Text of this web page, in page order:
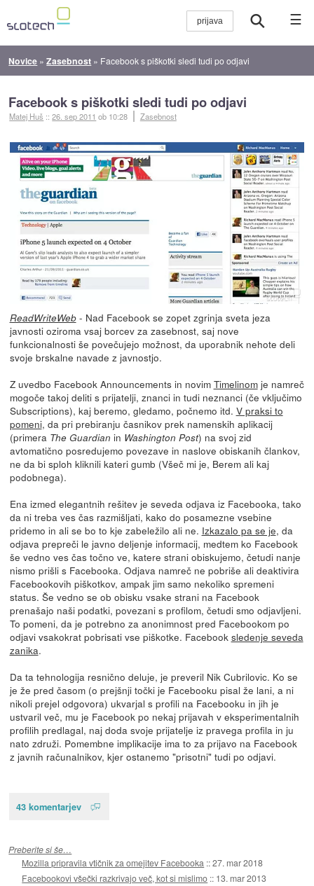
☰
Novice »Zasebnost » Facebook s piškotki sledi tudi po odjavi
Facebook s piškotki sledi tudi po odjavi
Matej Huš ::26. sep 2011 ob 10:28 Zasebnost
ReadWriteWeb- Nad Facebook se zopet zgrinja sveta jeza
javnosti oziroma vsaj borcev za zasebnost, saj nove
funkcionalnosti še povečujejo možnost, da uporabnik nehote deli
svoje brskalne navade z javnostjo.
Z uvedbo Facebook Announcements in novim Timelinomje namreč
mogoče takoj deliti s prijatelji, znanci in tudi neznanci (če vključimo
Subscriptions), kaj beremo, gledamo, počnemo itd. V praksi to
pomeni, da pri prebiranju časnikov prek namenskih aplikacij
(primera The Guardian in Washington Post) na svoj zid
avtomatično posredujemo povezave in naslove obiskanih člankov,
ne da bi sploh kliknili kateri gumb (Všeč mi je, Berem ali kaj
podobnega).
Ena izmed elegantnih rešitev je seveda odjava iz Facebooka, tako
da ni treba ves čas razmišljati, kako do posamezne vsebine
pridemo in ali se bo to kje zabeležilo ali ne. Izkazalo pa se je, da
odjava prepreči le javno deljenje informacij, medtem ko Facebook
še vedno ves čas točno ve, katere strani obiskujemo, četudi nanje
nismo prišli s Facebooka. Odjava namreč ne pobriše ali deaktivira
Facebookovih piškotkov, ampak jim samo nekoliko spremeni
status. Še vedno se ob obisku vsake strani na Facebook
prenašajo naši podatki, povezani s profilom, četudi smo odjavljeni.
To pomeni, da je potrebno za anonimnost pred Facebookom po
odjavi vsakokrat pobrisati vse piškotke. Facebook sledenje seveda
zanika.
Da ta tehnologija resnično deluje, je preveril Nik Cubrilovic. Ko se
je že pred časom (o prejšnji točki je Facebooku pisal že lani, a ni
nikoli prejel odgovora) ukvarjal s profili na Facebooku in jih je
ustvaril več, mu je Facebook po nekaj prijavah v eksperimentalnih
profilih predlagal, naj doda svoje prijatelje iz pravega profila in ju
nato združi. Pomembne implikacije ima to za prijavo na Facebook
z javnih računalnikov, kjer ostanemo "prisotni" tudi po odjavi.
43 komentarjev
Preberite si še…
Mozilla pripravila vtičnik za omejitev Facebooka ::27. mar 2018
Facebookovi všečki razkrivajo več, kot si mislimo :: 13. mar 2013